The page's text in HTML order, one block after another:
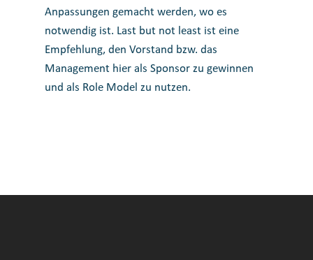
Anpassungen gemacht werden, wo es
notwendig ist. Last but not least ist eine
Empfehlung, den Vorstand bzw. das
Management hier als Sponsor zu gewinnen
und als Role Model zu nutzen.